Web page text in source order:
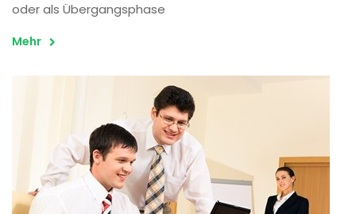
oder als Übergangsphase
Mehr